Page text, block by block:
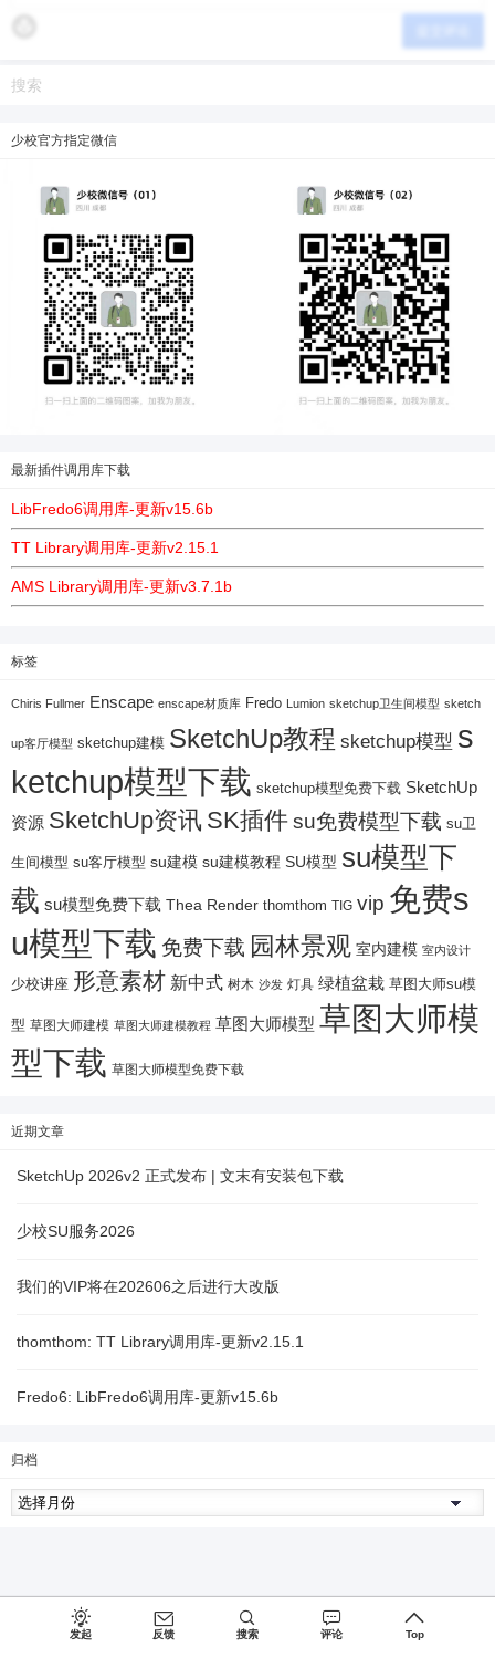
少校官方指定微信
最新插件调用库下载
LibFredo6调用库-更新v15.6b
TT Library调用库-更新v2.15.1
AMS Library调用库-更新v3.7.1b
标签
Chiris Fullmer Enscape enscape材质库 Fredo Lumion sketchup卫生间模型 sketch
up客厅模型 sketchup建模 SketchUp教程 sketchup模型 s
ketchup模型下载 sketchup模型免费下载 SketchUp
资源 SketchUp资讯 SK插件su免费模型下载 su卫
生间模型 su客厅模型 su建模 su建模教程 SU模型 su模型下
载 su模型免费下载 Thea Render thomthom TIG vip 免费s
u模型下载 免费下载 园林景观 室内建模 室内设计
少校讲座 形意素材 新中式 树木 沙发 灯具 绿植盆栽 草图大师su模
型 草图大师建模 草图大师建模教程 草图大师模型 草图大师模
型下载 草图大师模型免费下载
近期文章
SketchUp 2026v2 正式发布 | 文末有安装包下载
少校SU服务2026
我们的VIP将在202606之后进行大改版
thomthom: TT Library调用库-更新v2.15.1
Fredo6: LibFredo6调用库-更新v15.6b
归档
发起 反馈 搜索 评论 Top